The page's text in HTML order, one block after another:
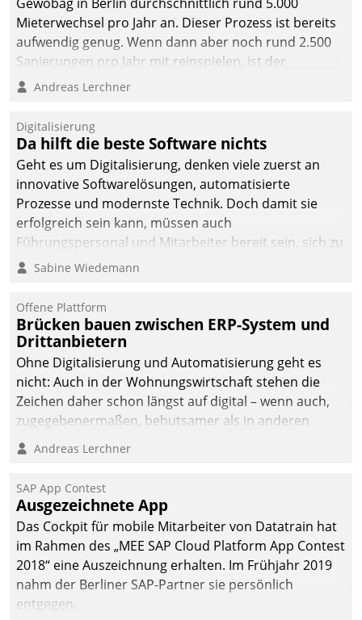
Mieterwechsel pro Jahr an. Dieser Prozess ist bereits
aufwendig genug. Wenn dann aber noch rund 2.500
Sanierungen pro Jahr mit reinspielen, ist der
Betreuungs- und Organisationsaufwand immens. Im
kommunale Wohnungsbauunternehmen daher
gemeinsam mit der Berliner Datatrain GmbH den
Teilprozess der Objektsanierung digitalisiert.
Andreas Lerchner
Digitalisierung
Da hilft die beste Software nichts
Geht es um Digitalisierung, denken viele zuerst an
innovative Softwarelösungen, automatisierte
Prozesse und modernste Technik. Doch damit sie
erfolgreich sein kann, müssen auch
Führungspersonal und Mitarbeiter bereit sein, sich zu
verändern und anzupassen, sonst werden sie an ihr
Sabine Wiedemann
Offene Plattform
Brücken bauen zwischen ERP-System und
Drittanbietern
Ohne Digitalisierung und Automatisierung geht es
nicht: Auch in der Wohnungswirtschaft stehen die
Zeichen daher schon längst auf digital – wenn auch,
zugegebenermaßen, behutsamer als in anderen
Branchen.
Andreas Lerchner
SAP App Contest
Ausgezeichnete App
Das Cockpit für mobile Mitarbeiter von Datatrain hat
im Rahmen des „MEE SAP Cloud Platform App Contest
2018“ eine Auszeichnung erhalten. Im Frühjahr 2019
nahm der Berliner SAP-Partner sie persönlich
entgegen.